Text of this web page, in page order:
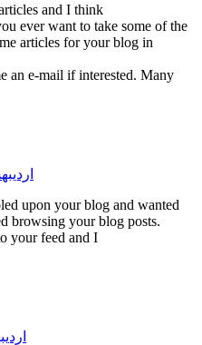
and I think
ever want to take some of the
articles for your blog in
an e-mail if interested. Many
اردیبهشت 2,
upon your blog and wanted
browsing your blog posts.
your feed and I
اردیبهشت